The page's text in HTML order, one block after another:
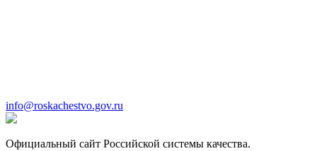
info@roskachestvo.gov.ru
Официальный сайт Российской системы качества.